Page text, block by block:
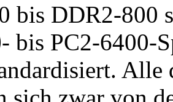
bis DDR2-800
bis PC2-6400-
Alle